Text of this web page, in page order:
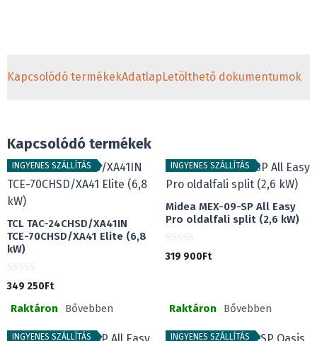
Kapcsolódó termékekAdatlapLetölthető dokumentumok
Kapcsolódó termékek
INGYENES SZÁLLÍTÁS
TCL TAC-24CHSD/XA41IN
TCE-70CHSD/XA41 Elite (6,8
kW)
0
a
349 250Ft
Raktáron Bővebben
INGYENES SZÁLLÍTÁS
Midea MEX-09-SP All Easy
Pro oldalfali split (2,6 kW)
0
a
ő
319 900Ft
Raktáron Bővebben
INGYENES SZÁLLÍTÁS INGYENES SZÁLLÍTÁS